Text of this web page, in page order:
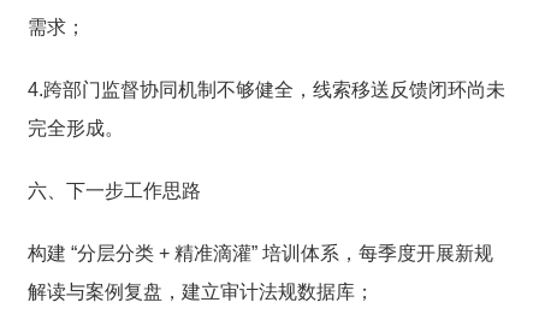
需求；
4.跨部门监督协同机制不够健全，线索移送反馈闭环尚未
完全形成。
六、下一步工作思路
构建 “分层分类 + 精准滴灌” 培训体系，每季度开展新规
解读与案例复盘，建立审计法规数据库；